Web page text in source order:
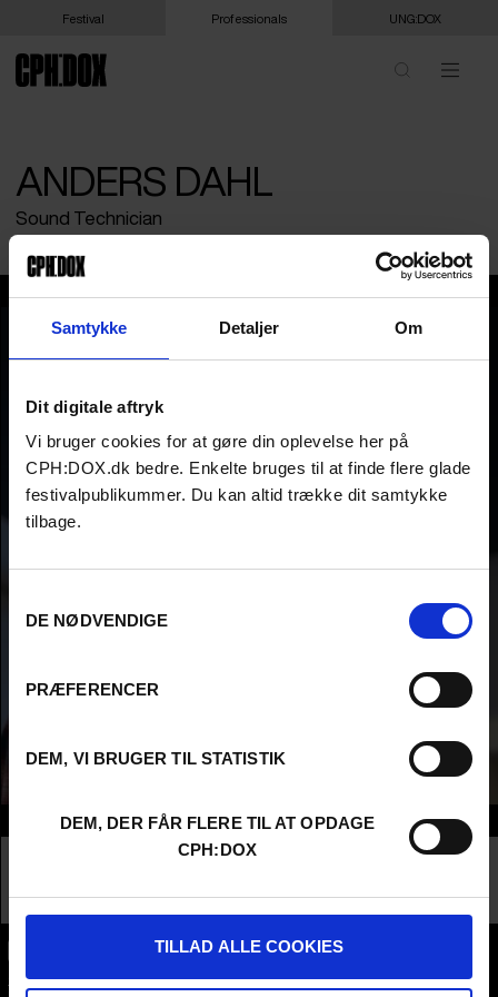
Samtykke Detaljer Om
Dit digitale aftryk
Vi bruger cookies for at gøre din oplevelse her på
CPH:DOX.dk bedre. Enkelte bruges til at finde flere glade
festivalpublikummer. Du kan altid trække dit samtykke
tilbage.
DE NØDVENDIGE
PRÆFERENCER
DEM, VI BRUGER TIL STATISTIK
DEM, DER FÅR FLERE TIL AT OPDAGE
CPH:DOX
TILLAD ALLE COOKIES
Festival Professionals UNG:DOX
ANDERS DAHL
Sound Technician
Denmark
Documentary Film Festival
CPH:DOX